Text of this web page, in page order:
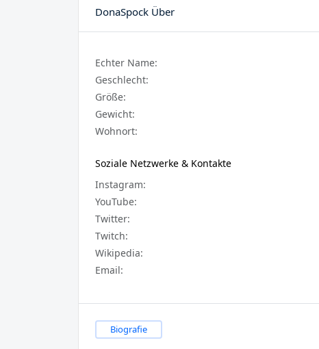
DonaSpock Über
Echter Name:
Geschlecht:
Größe:
Gewicht:
Wohnort:
Soziale Netzwerke & Kontakte
Instagram:
YouTube:
Twitter:
Twitch:
Wikipedia:
Email:
Biografie